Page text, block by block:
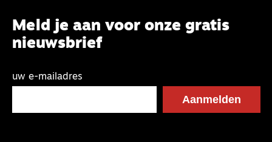
Meld je aan voor onze gratis
nieuwsbrief
uw e-mailadres